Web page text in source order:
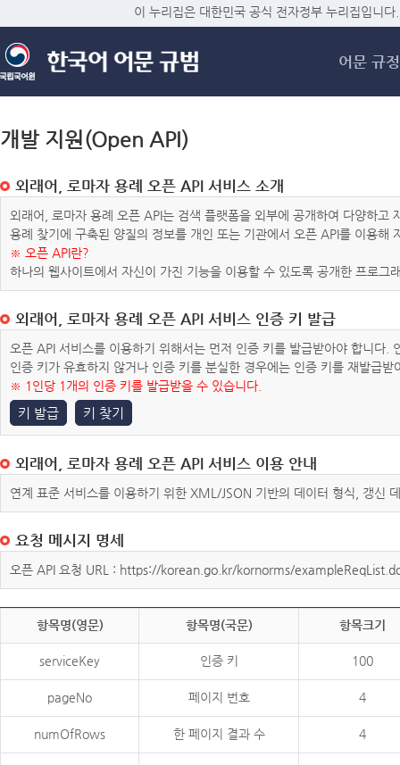
메
이 누리집은 대한민국 공식 전자정부 누리집입니다.
어문 규정
개발 지원(Open API)
외래어, 로마자 용례 오픈 API 서비스 소개
외래어, 로마자 용례 오픈 API는 검색 플랫폼을 외부에 공개하여 다양하
용례 찾기에 구축된 양질의 정보를 개인 또는 기관에서 오픈 API를 이용해
※ 오픈 API란?
하나의 웹사이트에서 자신이 가진 기능을 이용할 수 있도록 공개한 프로그
외래어, 로마자 용례 오픈 API 서비스 인증 키 발급
오픈 API 서비스를 이용하기 위해서는 먼저 인증 키를 발급받아야 합니다
인증 키가 유효하지 않거나 인증 키를 분실한 경우에는 인증 키를 재발급받
※ 1인당 1개의 인증 키를 발급받을 수 있습니다.
키 발급 키 찾기
외래어, 로마자 용례 오픈 API 서비스 이용 안내
연계 표준 서비스를 이용하기 위한 XML/JSON 기반의 데이터 형식, 갱신
요청 메시지 명세
오픈 API 요청 URL : https://korean.go.kr/kornorms/
항목명(영문) 항목명(국문) 항목크기
serviceKey 인증 키 100
pageNo 페이지 번호 4
numOfRows 한 페이지 결과 수 4